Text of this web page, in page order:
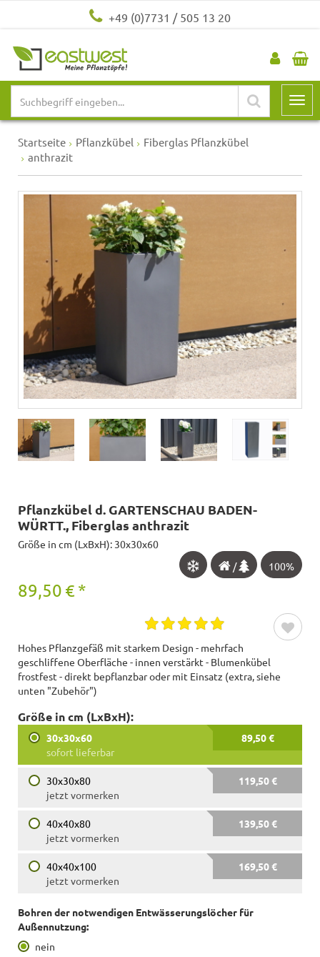
+49 (0)7731 / 505 13 20
Startseite Pflanzkübel
Fiberglas Pflanzkübel
anthrazit
Pflanzkübel d. GARTENSCHAU BADEN-
WÜRTT., Fiberglas anthrazit
Größe in cm (LxBxH): 30x30x60
100%
/
89,50 € *
Hohes Pflanzgefäß mit starkem Design - mehrfach
geschliffene Oberfläche - innen verstärkt - Blumenkübel
frostfest - direkt bepflanzbar oder mit Einsatz (extra, siehe
unten "Zubehör")
Größe in cm (LxBxH):
30x30x60
89,50 €
sofort lieferbar
30x30x80
119,50 €
jetzt vormerken
40x40x80
139,50 €
jetzt vormerken
40x40x100
169,50 €
jetzt vormerken
Bohren der notwendigen Entwässerungslöcher für
Außennutzung:
nein